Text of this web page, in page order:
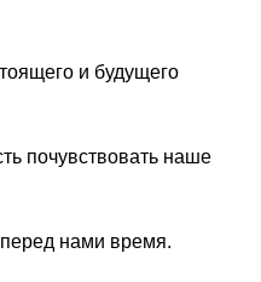
и будущего
почувствовать наше
нами время.